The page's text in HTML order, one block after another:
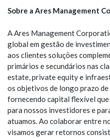
Sobre a Ares Management
A Ares Management
global em gestão de
aos clientes soluções
primários e secundários nas
estate, private equity e
os objetivos de longo prazo
fornecendo capital flexível
para nossos investidores e
atuamos. Ao colaborar entre
visamos gerar retornos